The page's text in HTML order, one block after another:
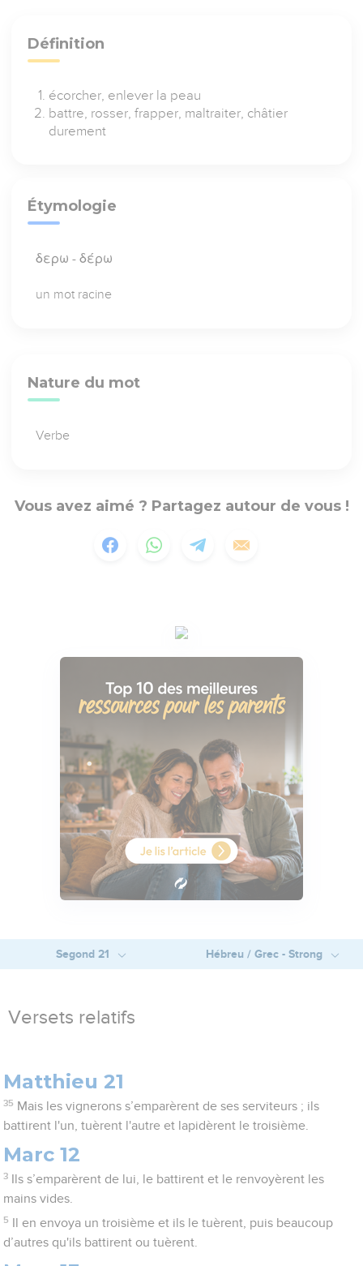
Définition
écorcher, enlever la peau
battre, rosser, frapper, maltraiter, châtier
durement
Étymologie
δερω - δέρω
un mot racine
Nature du mot
Verbe
Vous avez aimé ? Partagez autour de vous !
Segond 21 Hébreu / Grec - Strong
Versets relatifs
Matthieu 21
35 Mais les vignerons s’emparèrent de ses serviteurs ; ils
battirent l'un, tuèrent l'autre et lapidèrent le troisième.
Marc 12
3
Ils s’emparèrent de lui, le battirent et le renvoyèrent les
mains vides.
5
Il en envoya un troisième et ils le tuèrent, puis beaucoup
d’autres qu'ils battirent ou tuèrent.